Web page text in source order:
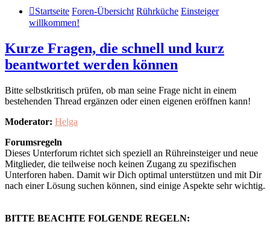
Startseite Foren-Übersicht Rührküche Einsteiger
willkommen!
Kurze Fragen, die schnell und kurz
beantwortet werden können
Bitte selbstkritisch prüfen, ob man seine Frage nicht in einem
bestehenden Thread ergänzen oder einen eigenen eröffnen kann!
Moderator: Helga
Forumsregeln
Dieses Unterforum richtet sich speziell an Rühreinsteiger und neue
Mitglieder, die teilweise noch keinen Zugang zu spezifischen
Unterforen haben. Damit wir Dich optimal unterstützen und mit Dir
nach einer Lösung suchen können, sind einige Aspekte sehr wichtig.
BITTE BEACHTE FOLGENDE REGELN: